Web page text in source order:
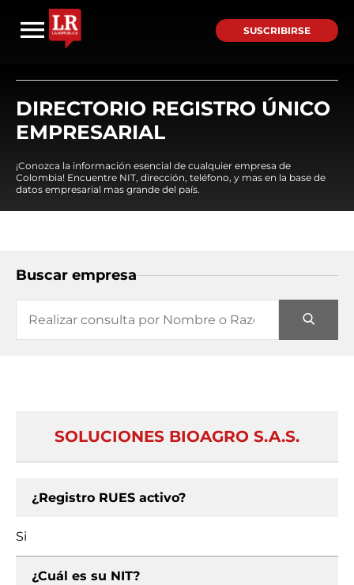
SUSCRIBIRSE
DIRECTORIO REGISTRO ÚNICO
EMPRESARIAL
¡Conozca la información esencial de cualquier empresa de
Colombia! Encuentre NIT, dirección, teléfono, y mas en la base de
datos empresarial mas grande del país.
Buscar empresa
SOLUCIONES BIOAGRO S.A.S.
¿Registro RUES activo?
Si
¿Cuál es su NIT?